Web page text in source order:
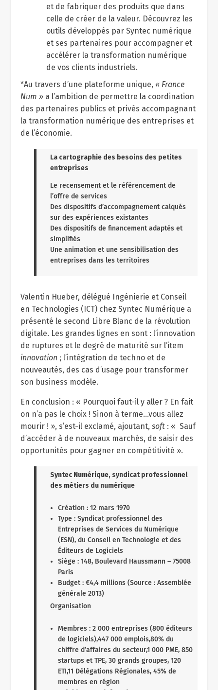
et de fabriquer des produits que dans
celle de créer de la valeur. Découvrez les
outils développés par Syntec numérique
et ses partenaires pour accompagner et
accélérer la transformation numérique
de vos clients industriels.
*Au travers d’une plateforme unique, « France
Num » a l’ambition de permettre la coordination
des partenaires publics et privés accompagnant
la transformation numérique des entreprises et
de l’économie.
La cartographie des besoins des petites
entreprises
Le recensement et le référencement de
l’offre de services
Des dispositifs d’accompagnement calqués
sur des expériences existantes
Des dispositifs de financement adaptés et
simplifiés
Une animation et une sensibilisation des
entreprises dans les territoires
Valentin Hueber, délégué Ingénierie et Conseil
en Technologies (ICT) chez Syntec Numérique a
présenté le second Libre Blanc de la révolution
digitale. Les grandes lignes en sont : l’innovation
de ruptures et le degré de maturité sur l’item
innovation ; l’intégration de techno et de
nouveautés, des cas d’usage pour transformer
son business modèle.
En conclusion : « Pourquoi faut-il y aller ? En fait
on n’a pas le choix ! Sinon à terme…vous allez
mourir ! », s’est-il exclamé, ajoutant,soft : « Sauf
d’accéder à de nouveaux marchés, de saisir des
opportunités pour gagner en compétitivité ».
Syntec Numérique, syndicat professionnel
des métiers du numérique
Création : 12 mars 1970
Type : Syndicat professionnel des
Entreprises de Services du Numérique
(ESN), du Conseil en Technologie et des
Éditeurs de Logiciels
Siège : 148, Boulevard Haussmann – 75008
Paris
Budget : €4,4 millions (Source : Assemblée
générale 2013)
Organisation
Membres : 2 000 entreprises (800 éditeurs
de logiciels),447 000 emplois,80% du
chiffre d’affaires du secteur,1 000 PME, 850
startups et TPE, 30 grands groupes, 120
ETI,11 Délégations Régionales, 45% de
membres en région